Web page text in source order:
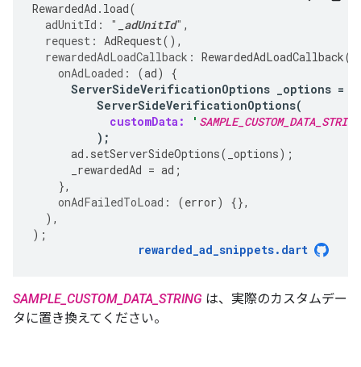
RewardedAd . load(
adUnitId:
" _adUnitId" ,
request: AdRequest(),
rewardedAdLoadCallback: RewardedAdLoadCallback(
onAdLoaded:
(ad)
{
ServerSideVerificationOptions
_options =
ServerSideVerificationOptions(
customData:
' SAMPLE_CUSTOM_DATA_STRING
);
ad . setServerSideOptions( _options);
_rewardedAd = ad ;
},
onAdFailedToLoad:
(error)
{},
),
);
rewarded_ad_snippets. dart
SAMPLE_CUSTOM_DATA_STRING は、実際のカスタムデー
タに置き換えてください。